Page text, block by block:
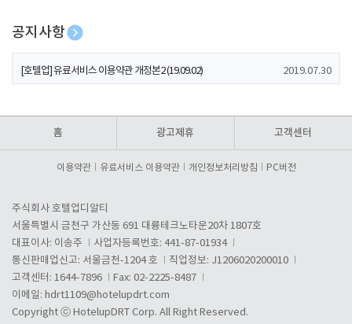
공지사항
[호텔업] 개인정보 처리방침 개정본1 (19.09.02)
[호텔업] 유료서비스 이용약관 개정본2 (19.09.02) 2019.07.30
홈 광고제휴 고객센터
이용약관 유료서비스 이용약관 개인정보처리방침 PC버전
주식회사 호텔업디알티
서울특별시 금천구 가산동 691 대륭테크노타운20차 1807호
대표이사: 이송주
사업자등록번호: 441-87-01934
통신판매업신고: 서울금천-1204 호
직업정보: J1206020200010
고객센터: 1644-7896
Fax: 02-2225-8487
이메일: hdrt1109@hotelupdrt.com
Copyright ⓒ HotelupDRT Corp. All Right Reserved.